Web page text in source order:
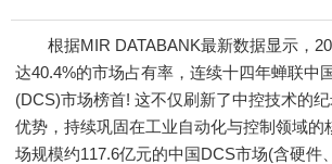
根据MIR DATABANK最新数据显示，
达40.4%的市场占有率，连续十四年蝉联中
(DCS)市场榜首! 这不仅刷新了中控技术的
优势，持续巩固在工业自动化与控制领域的
场规模约117.6亿元的中国DCS市场(含硬件